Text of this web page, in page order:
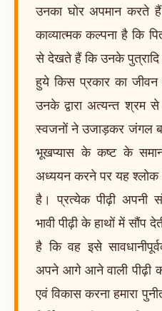
उनका घोर अपमान करते
काव्यात्मक कल्पना है कि
से देखते हैं कि उनके पुत्रादि
हुये किस प्रकार का
उनके द्वारा अत्यन्त श्रम
स्वजनों ने उजाड़कर जंगल
भूखप्यास के कष्ट के
अध्ययन करने पर यह श्लोक
है। प्रत्येक पीढ़ी अपनी
भावी पीढ़ी के हाथों में सौंप
है कि वह इसे
अपने आगे आने वाली पीढ़ी
एवं विकास करना हमारा